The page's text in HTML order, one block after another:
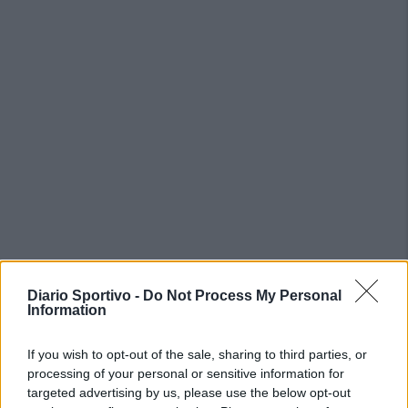
Diario Sportivo - Do Not Process My Personal
Information
If you wish to opt-out of the sale, sharing to third parties, or
processing of your personal or sensitive information for
targeted advertising by us, please use the below opt-out
PIÙ LETTI OGGI
Amichevole Ossese: 3-1 al Cagliari Primavera,
doppietta di Tapparello
8 Ago 2026